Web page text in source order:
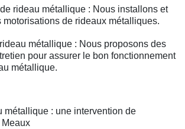
rideau métallique : Nous installons et
motorisations de rideaux métalliques.
métallique : Nous proposons des
pour assurer le bon fonctionnement
métallique.
métallique : une intervention de